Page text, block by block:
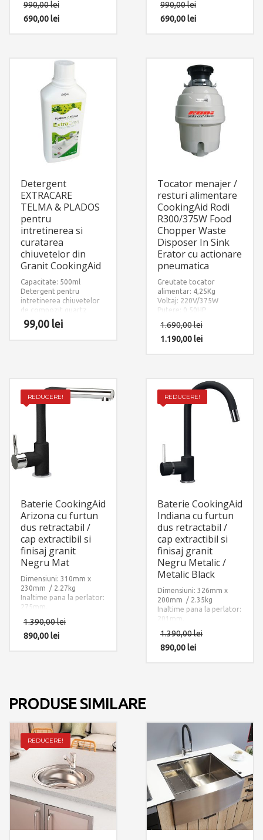
NEGRU METALIC – BLACK
METAL QUARTZ
fixare pe chiuveta sau pe
990,00lei
690,00lei
NEGRU METALIC – BLACK
METAL QUARTZ
fixare pe chiuveta sau pe
990,00lei
690,00lei
Detergent
EXTRACARE
TELMA & PLADOS
pentru
intretinerea si
curatarea
chiuvetelor din
Granit CookingAid
Capacitate: 500ml
Detergent pentru
intretinerea chiuvetelor
de compozit quartz
granit
99,00 lei
Tocator menajer /
resturi alimentare
CookingAid Rodi
R300/375W Food
Chopper Waste
Disposer In Sink
Erator cu actionare
pneumatica
Greutate tocator
alimentar: 4,25Kg
Voltaj: 220V/375W
Putere: 0.50HP
Sistem de tocare din otel
inoxidabil
1.690,00lei
1.190,00lei
REDUCERE!
Baterie CookingAid
Arizona cu furtun
dus retractabil /
cap extractibil si
finisaj granit
Negru Mat
Dimensiuni: 310mm x
230mm / 2.27kg
Inaltime pana la perlator:
275mm.
Lungime maxima
extindere furtun dus de la
varful bateriei: 600mm.
fixare pe chiuveta sau pe
blat.
1.390,00lei
890,00lei
REDUCERE!
Baterie CookingAid
Indiana cu furtun
dus retractabil /
cap extractibil si
finisaj granit
Negru Metalic /
Metalic Black
Dimensiuni: 326mm x
200mm / 2.35kg
Inaltime pana la perlator:
201mm.
Lungime maxima
extindere furtun dus de la
varful bateriei: 600mm.
fixare pe chiuveta sau pe
1.390,00lei
890,00lei
PRODUSE SIMILARE
REDUCERE!